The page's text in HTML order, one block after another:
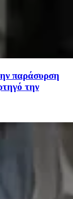
παράσυρση
την